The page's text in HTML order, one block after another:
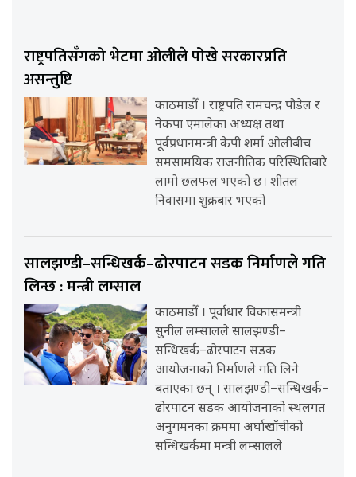
राष्ट्रपतिसँगको भेटमा ओलीले पोखे सरकारप्रति
असन्तुष्टि
काठमाडौँ । राष्ट्रपति रामचन्द्र पौडेल र
नेकपा एमालेका अध्यक्ष तथा
पूर्वप्रधानमन्त्री केपी शर्मा ओलीबीच
समसामयिक राजनीतिक परिस्थितिबारे
लामो छलफल भएको छ। शीतल
निवासमा शुक्रबार भएको
सालझण्डी–सन्धिखर्क–ढोरपाटन सडक निर्माणले गति
लिन्छ : मन्त्री लम्साल
काठमाडौँ । पूर्वाधार विकासमन्त्री
सुनील लम्सालले सालझण्डी–
सन्धिखर्क–ढोरपाटन सडक
आयोजनाको निर्माणले गति लिने
बताएका छन् । सालझण्डी–सन्धिखर्क–
ढोरपाटन सडक आयोजनाको स्थलगत
अनुगमनका क्रममा अर्घाखाँचीको
सन्धिखर्कमा मन्त्री लम्सालले